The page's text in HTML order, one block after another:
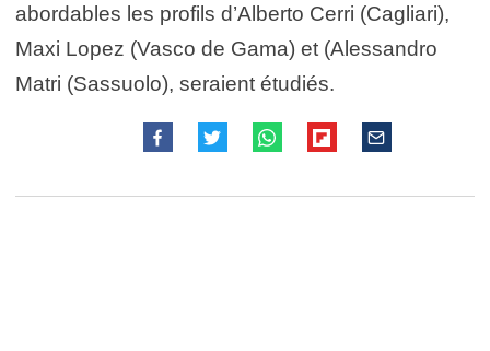
abordables les profils d’Alberto Cerri (Cagliari),
Maxi Lopez (Vasco de Gama) et (Alessandro
Matri (Sassuolo), seraient étudiés.